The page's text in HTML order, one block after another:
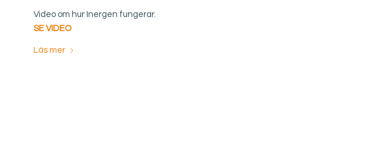
Video om hur Inergen fungerar.
SE VIDEO
Läs mer